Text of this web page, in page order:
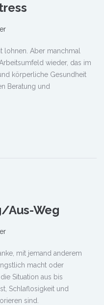
lohnen. Aber manchmal
wieder, das im
körperliche Gesundheit
Beratung und
Aus-Weg
mit jemand anderem
macht oder
Situation aus bis
Schlaflosigkeit und
sind.